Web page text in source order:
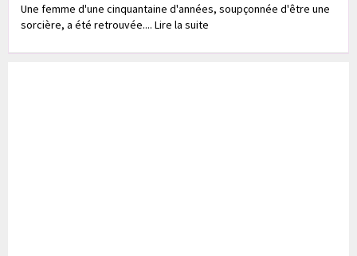
Une femme d'une cinquantaine d'années, soupçonnée d'être une
sorcière, a été retrouvée.... Lire la suite